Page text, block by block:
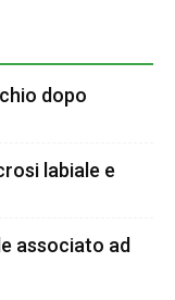
dopo
labiale e
associato ad